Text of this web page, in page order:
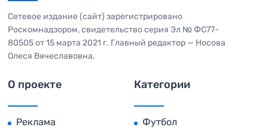
Сетевое издание (сайт) зарегистрировано
Роскомнадзором, свидетельство серия Эл № ФС77-
80505 от 15 марта 2021 г. Главный редактор — Носова
Олеся Вячеславовна.
О проекте
Реклама
Категории
Футбол